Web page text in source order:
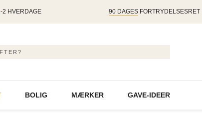
HVERDAGE 90 DAGESFORTRYDELSESRET
BOLIG MÆRKER GAVE-IDEER